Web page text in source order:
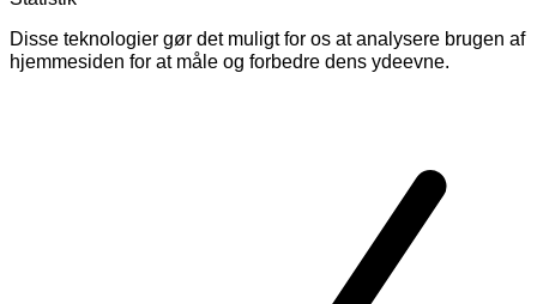
Disse teknologier gør det muligt for os at analysere brugen af
hjemmesiden for at måle og forbedre dens ydeevne.